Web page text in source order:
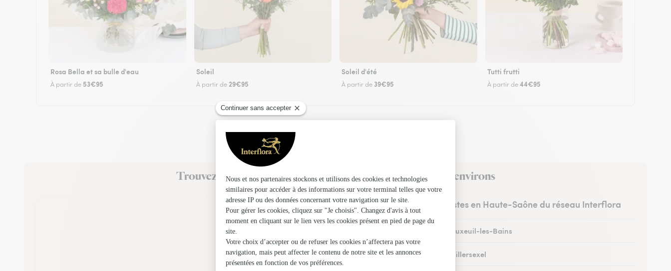
Rosa Bella et sa bulle d'eau
À partir de 53€95
Soleil
À partir de 29€95
Soleil d'été
À partir de 39€95
Tutti frutti
À partir de44€95
Trouvez un fleuriste Interflora à Vy-le-Ferroux et dans ses environs
Les fleuristes en Haute-Saône du réseau Interflora
Fleuristes à Luxeuil-les-Bains
Fleuristes à Villersexel